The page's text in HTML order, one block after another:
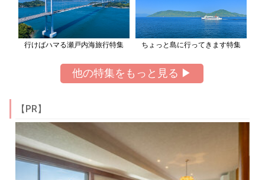
行けばハマる瀬戸内海旅行特集 ちょっと島に行ってきます特集
他の特集をもっと見る ▶
【PR】